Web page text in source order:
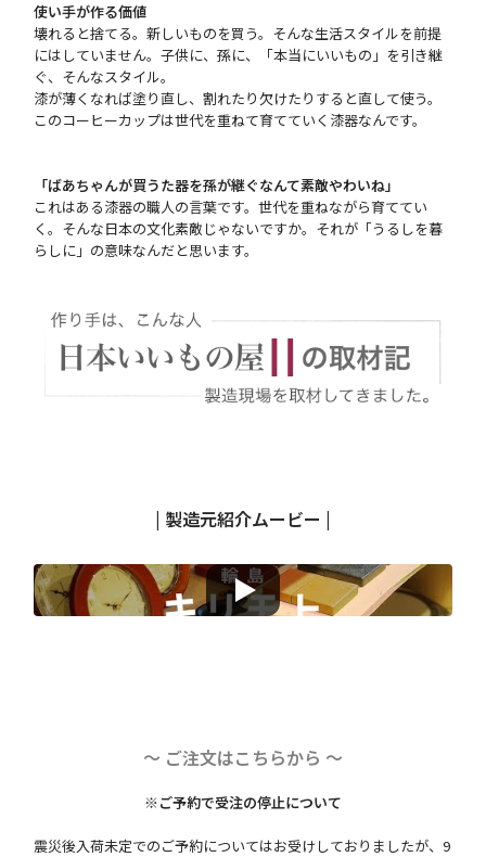
使い手が作る価値
壊れると捨てる。新しいものを買う。そんな生活スタイルを前提
にはしていません。子供に、孫に、「本当にいいもの」を引き継
ぐ、そんなスタイル。
漆が薄くなれば塗り直し、割れたり欠けたりすると直して使う。
このコーヒーカップは世代を重ねて育てていく漆器なんです。
「ばあちゃんが買うた器を孫が継ぐなんて素敵やわいね」
これはある漆器の職人の言葉です。世代を重ねながら育ててい
く。そんな日本の文化素敵じゃないですか。それが「うるしを暮
らしに」の意味なんだと思います。
| 製造元紹介ムービー |
〜 ご注文はこちらから 〜
※ご予約で受注の停止について
震災後入荷未定でのご予約についてはお受けしておりましたが、9